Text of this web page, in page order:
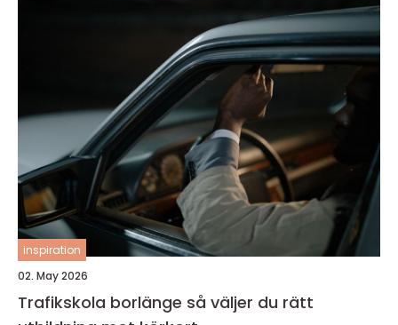
inspiration
02. May 2026
Trafikskola borlänge så väljer du rätt